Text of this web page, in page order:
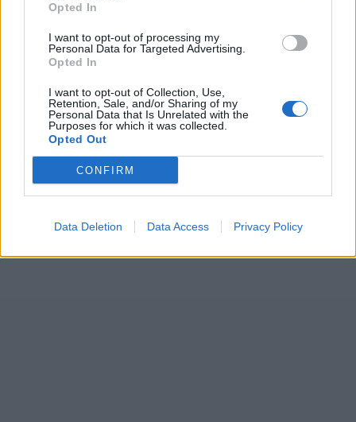
Opted In
I want to opt-out of processing my
Personal Data for Targeted Advertising.
Opted In
I want to opt-out of Collection, Use,
Retention, Sale, and/or Sharing of my
Personal Data that Is Unrelated with the
Purposes for which it was collected.
Opted Out
CONFIRM
Data Deletion Data Access Privacy Policy
Photo 3/5